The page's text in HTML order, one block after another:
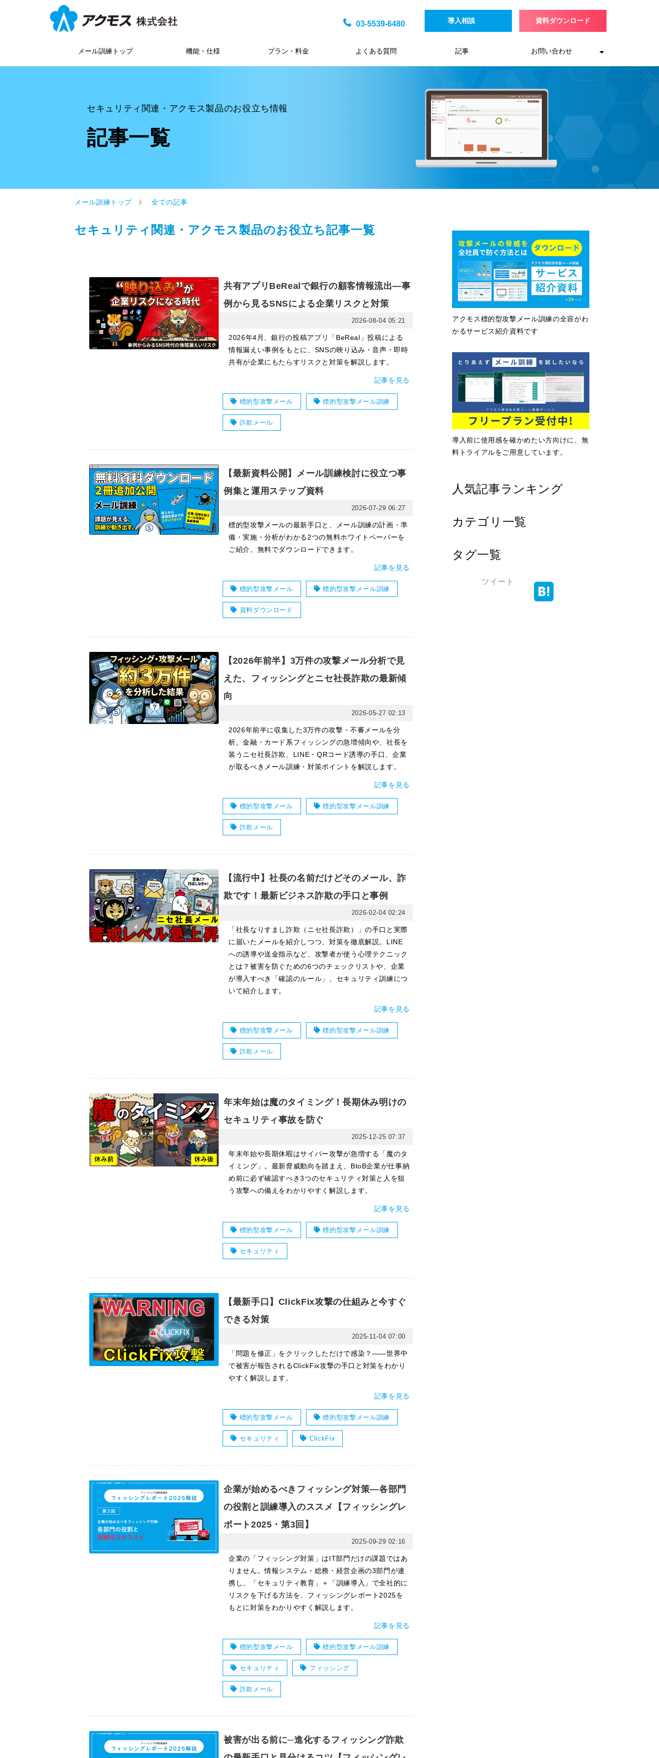
03-5539-6480 導入相談 資料ダウンロード
メール訓練トップ 機能・仕様 プラン・料金 よくある質問 記事 お問い合わせ
セキュリティ関連・アクモス製品のお役立ち情報
記事一覧
メール訓練トップ 全ての記事
セキュリティ関連・アクモス製品のお役立ち記事一覧
共有アプリBeRealで銀行の顧客情報流出―事
例から見るSNSによる企業リスクと対策
2026-08-04 05:21
2026年4月、銀行の投稿アプリ「BeReal」投稿による
情報漏えい事例をもとに、SNSの映り込み・音声・即時
共有が企業にもたらすリスクと対策を解説します。
記事を見る
標的型攻撃メール 標的型攻撃メール訓練
詐欺メール
【最新資料公開】メール訓練検討に役立つ事
例集と運用ステップ資料
2026-07-29 06:27
標的型攻撃メールの最新手口と、メール訓練の計画・準
備・実施・分析がわかる2つの無料ホワイトペーパーを
ご紹介。無料でダウンロードできます。
記事を見る
標的型攻撃メール 標的型攻撃メール訓練
資料ダウンロード
【2026年前半】3万件の攻撃メール分析で見
えた、フィッシングとニセ社長詐欺の最新傾
向
2026-05-27 02:13
2026年前半に収集した3万件の攻撃・不審メールを分
析。金融・カード系フィッシングの急増傾向や、社長を
装うニセ社長詐欺、LINE・QRコード誘導の手口、企業
が取るべきメール訓練・対策ポイントを解説します。
記事を見る
標的型攻撃メール 標的型攻撃メール訓練
詐欺メール
【流行中】社長の名前だけどそのメール、詐
欺です！最新ビジネス詐欺の手口と事例
2026-02-04 02:24
「社長なりすまし詐欺（ニセ社長詐欺）」の手口と実際
に届いたメールを紹介しつつ、対策を徹底解説。LINE
への誘導や送金指示など、攻撃者が使う心理テクニック
とは？被害を防ぐための6つのチェックリストや、企業
が導入すべき「確認のルール」、セキュリティ訓練につ
いて紹介します。
記事を見る
標的型攻撃メール 標的型攻撃メール訓練
詐欺メール
年末年始は魔のタイミング！長期休み明けの
セキュリティ事故を防ぐ
2025-12-25 07:37
年末年始や長期休暇はサイバー攻撃が急増する「魔のタ
イミング」。最新脅威動向を踏まえ、BtoB企業が仕事納
め前に必ず確認すべき3つのセキュリティ対策と人を狙
う攻撃への備えをわかりやすく解説します。
記事を見る
標的型攻撃メール 標的型攻撃メール訓練
セキュリティ
【最新手口】ClickFix攻撃の仕組みと今すぐ
できる対策
2025-11-04 07:00
「問題を修正」をクリックしただけで感染？――世界中
で被害が報告されるClickFix攻撃の手口と対策をわかり
やすく解説します。
記事を見る
標的型攻撃メール 標的型攻撃メール訓練
セキュリティ ClickFix
企業が始めるべきフィッシング対策―各部門
の役割と訓練導入のススメ【フィッシングレ
ポート2025・第3回】
2025-09-29 02:16
企業の「フィッシング対策」はIT部門だけの課題ではあ
りません。情報システム・総務・経営企画の3部門が連
携し、「セキュリティ教育」＋「訓練導入」で全社的に
リスクを下げる方法を、フィッシングレポート2025を
もとに対策をわかりやすく解説します。
記事を見る
標的型攻撃メール 標的型攻撃メール訓練
セキュリティ フィッシング
詐欺メール
被害が出る前に─進化するフィッシング詐欺
アクモス標的型攻撃メール訓練の全容がわ
かるサービス紹介資料です
導入前に使用感を確かめたい方向けに、無
料トライアルをご用意しています。
人気記事ランキング
カテゴリ一覧
タグ一覧
ツイート